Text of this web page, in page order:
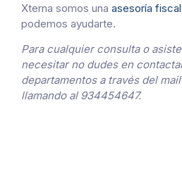
Xterna somos una asesoría fiscal
podemos ayudarte.
Para cualquier consulta o
necesitar no dudes en
departamentos a través del
llamando al 934454647.